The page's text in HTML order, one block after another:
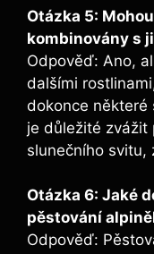
Otázka 5:
kombinovány s
Odpověď: Ano,
dalšími
dokonce některé
je důležité zvážit
slunečního svitu,
Otázka 6: Jaké
pěstování
Odpověď: